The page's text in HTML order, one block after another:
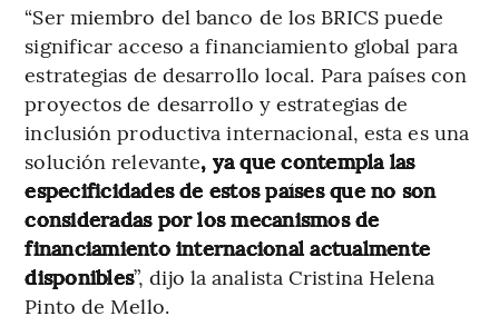
“Ser miembro del banco de los BRICS puede
significar acceso a financiamiento global para
estrategias de desarrollo local. Para países con
proyectos de desarrollo y estrategias de
inclusión productiva internacional, esta es una
solución relevante, ya que contempla las
especificidades de estos países que no son
consideradas por los mecanismos de
financiamiento internacional actualmente
disponibles”, dijo la analista Cristina Helena
Pinto de Mello.